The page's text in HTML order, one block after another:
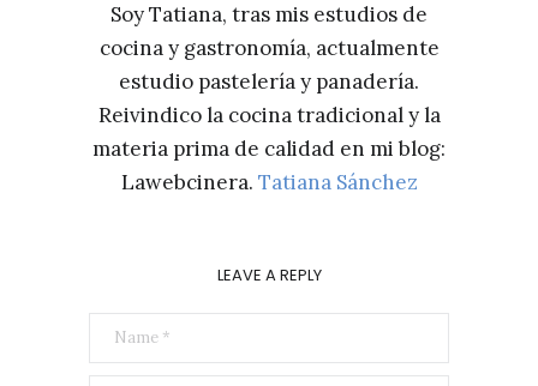
Soy Tatiana, tras mis estudios de
cocina y gastronomía, actualmente
estudio pastelería y panadería.
Reivindico la cocina tradicional y la
materia prima de calidad en mi blog:
Lawebcinera. Tatiana Sánchez
LEAVE A REPLY